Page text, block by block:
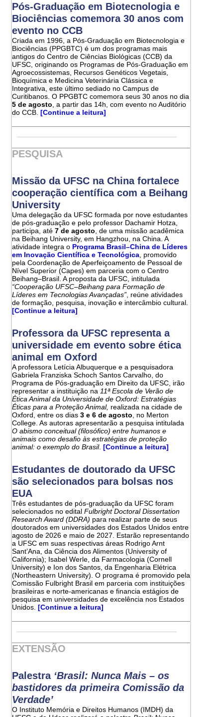
Pós-Graduação em Biotecnologia e
Biociências comemora 30 anos com
evento no CCB
Criada em 1996, a Pós-Graduação em Biotecnologia e
Biociências (PPGBTC) é um dos programas mais
antigos do Centro de Ciências Biológicas (CCB) da
UFSC, originando os Programas de Pós-Graduação em
Agroecossistemas, Recursos Genéticos Vegetais,
Bioquímica e Medicina Veterinária Clássica e
Integrativa, este último sediado no Campus de
Curitibanos. O PPGBTC comemora seus 30 anos no dia
5 de agosto , a partir das 14h, com evento no Auditório
do CCB. [Continue a leitura]
PESQUISA
Missão da UFSC na China fortalece
cooperação científica com a Beihang
University
Uma delegação da UFSC formada por nove estudantes
de pós-graduação e pelo professor Dachamir Hotza,
participa, até7 de agosto , de uma missão acadêmica
na Beihang University, em Hangzhou, na China. A
atividade integra o Programa Brasil–China de Líderes
em Inovação Científica e Tecnológica , promovido
pela Coordenação de Aperfeiçoamento de Pessoal de
Nível Superior (Capes) em parceria com o Centro
Beihang–Brasil. A proposta da UFSC, intitulada
“Cooperação UFSC–Beihang para Formação de
Líderes em Tecnologias Avançadas” , reúne atividades
de formação, pesquisa, inovação e intercâmbio cultural.
[Continue a leitura]
Professora da UFSC representa a
universidade em evento sobre ética
animal em Oxford
A professora Letícia Albuquerque e a pesquisadora
Gabriela Franziska Schoch Santos Carvalho, do
Programa de Pós-graduação em Direito da UFSC, irão
representar a instituição na 11ª Escola de Verão de
Ética Animal da Universidade de Oxford: Estratégias
Éticas para a Proteção Animal, realizada na cidade de
Oxford, entre os dias3 e 6 de agosto , no Merton
College. As autoras apresentarão a pesquisa intitulada
O abismo conceitual (filosófico) entre humanos e
animais como desafio às estratégias de proteção
animal: o exemplo do Brasil. [Continue a leitura]
Estudantes de doutorado da UFSC
são selecionados para bolsas nos
EUA
Três estudantes de pós-graduação da UFSC foram
selecionados no editalFulbright Doctoral Dissertation
Research Award (DDRA) para realizar parte de seus
doutorados em universidades dos Estados Unidos entre
agosto de 2026 e maio de 2027. Estarão representando
a UFSC em suas respectivas áreas Rodrigo Arnt
Sant’Ana, da Ciência dos Alimentos (University of
California); Isabel Werle, da Farmacologia (Cornell
University) e Ion dos Santos, da Engenharia Elétrica
(Northeastern University). O programa é promovido pela
Comissão Fulbright Brasil em parceria com instituições
brasileiras e norte-americanas e financia estágios de
pesquisa em universidades de excelência nos Estados
Unidos. [Continue a leitura]
EXTENSÃO
Palestra ‘Brasil: Nunca Mais – os
bastidores da primeira Comissão da
Verdade’
O Instituto Memória e Direitos Humanos (IMDH) da